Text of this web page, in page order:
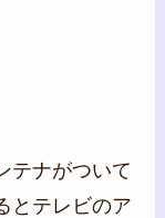
テナがついて
とテレビのア